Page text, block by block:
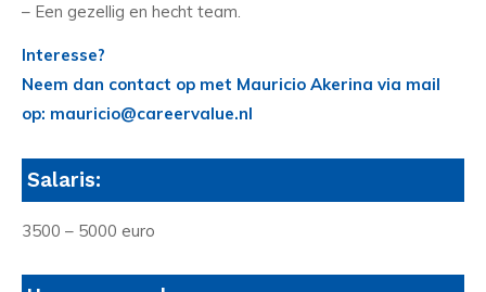
– Een gezellig en hecht team.
Interesse?
Neem dan contact op met Mauricio Akerina via mail
op: mauricio@careervalue.nl
Salaris:
3500 – 5000 euro